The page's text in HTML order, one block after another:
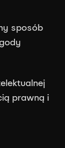
sposób
prawną i